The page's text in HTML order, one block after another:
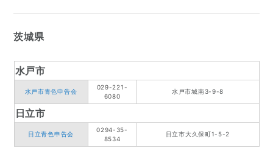
茨城県
水戸市
水戸市青色申告会
029-221-
6080
水戸市城南3-9-8
日立市
日立青色申告会
0294-35-
8534
日立市大久保町1-5-2